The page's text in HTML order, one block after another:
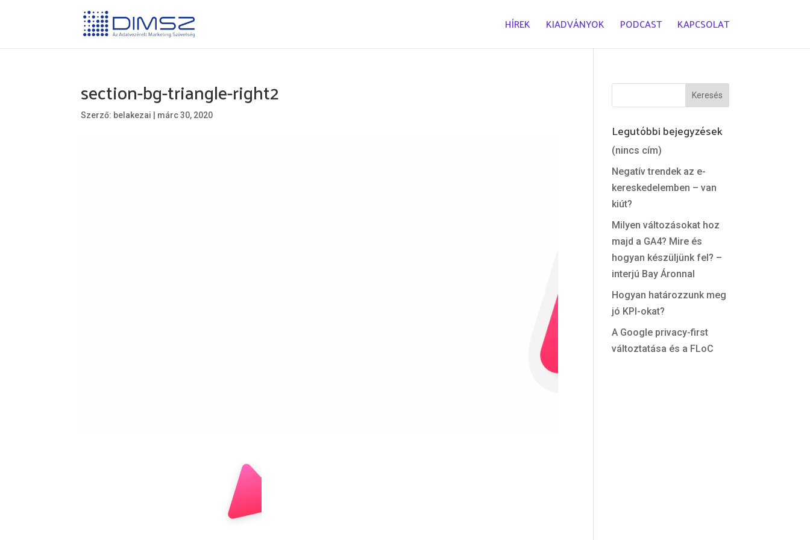
HÍREK KIADVÁNYOK PODCAST KAPCSOLAT
section-bg-triangle-right2
Szerző: belakezai márc 30, 2020
Legutóbbi bejegyzések
(nincs cím)
Negatív trendek az e-
kereskedelemben – van
kiút?
Milyen változásokat hoz
majd a GA4? Mire és
hogyan készüljünk fel? –
interjú Bay Áronnal
Hogyan határozzunk meg
jó KPI-okat?
A Google privacy-first
változtatása és a FLoC